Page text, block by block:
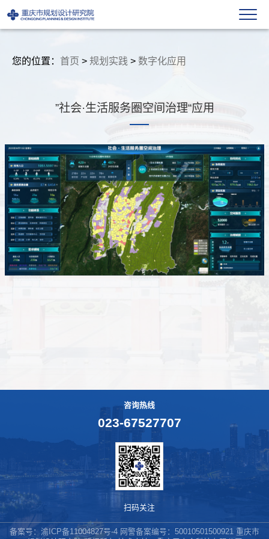
您的位置： 首页 > 规划实践 > 数字化应用
”社会·生活服务圈空间治理“应用
咨询热线
023-67527707
扫码关注
备案号： 渝ICP备11004827号-4 网警备案编号：50010501500921 重庆市